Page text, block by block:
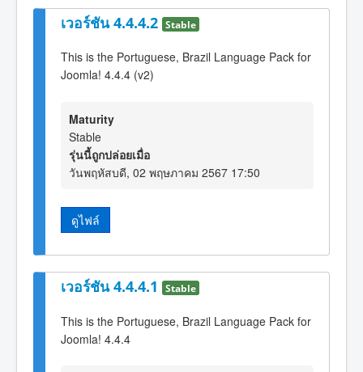
เวอร์ชัน 4.4.4.2 Stable
This is the Portuguese, Brazil Language Pack for
Joomla! 4.4.4 (v2)
Maturity
Stable
รุ่นนี้ถูกปล่อยเมื่อ
วันพฤหัสบดี, 02 พฤษภาคม 2567 17:50
ดูไฟล์
เวอร์ชัน 4.4.4.1 Stable
This is the Portuguese, Brazil Language Pack for
Joomla! 4.4.4